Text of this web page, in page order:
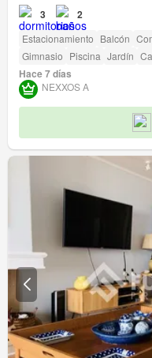
3 2
Estacionamiento Balcón
Gimnasio Piscina Jardín
Hace 7 días
NEXXOS A